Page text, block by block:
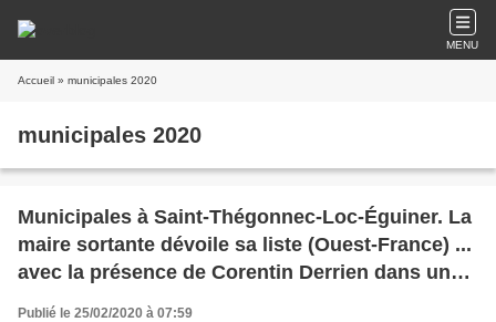
MENU
Accueil » municipales 2020
municipales 2020
Municipales à Saint-Thégonnec-Loc-Éguiner. La
maire sortante dévoile sa liste (Ouest-France) ...
avec la présence de Corentin Derrien dans une
équipe engagée pour sa commune
Publié le 25/02/2020 à 07:59